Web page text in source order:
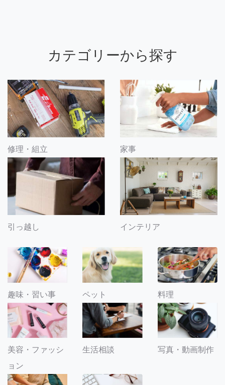
カテゴリーから探す
修理・組立 家事
引っ越し インテリア
趣味・習い事 ペット 料理
美容・ファッシ
ョン
生活相談 写真・動画制作